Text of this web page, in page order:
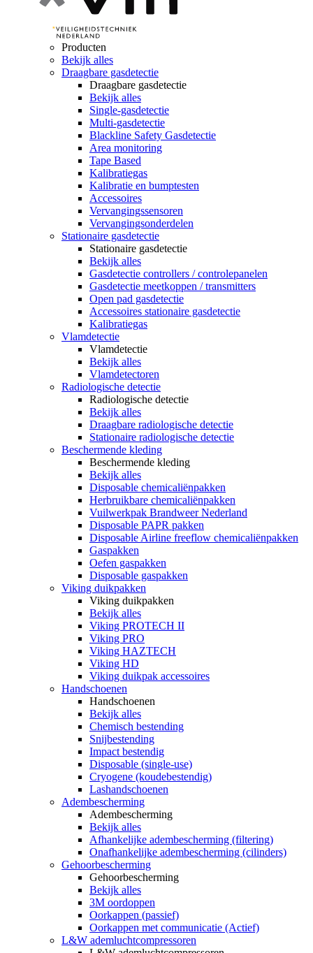
Producten
Bekijk alles
Draagbare gasdetectie
Draagbare gasdetectie
Bekijk alles
Single-gasdetectie
Multi-gasdetectie
Blackline Safety Gasdetectie
Area monitoring
Tape Based
Kalibratiegas
Kalibratie en bumptesten
Accessoires
Vervangingssensoren
Vervangingsonderdelen
Stationaire gasdetectie
Stationaire gasdetectie
Bekijk alles
Gasdetectie controllers / controlepanelen
Gasdetectie meetkoppen / transmitters
Open pad gasdetectie
Accessoires stationaire gasdetectie
Kalibratiegas
Vlamdetectie
Vlamdetectie
Bekijk alles
Vlamdetectoren
Radiologische detectie
Radiologische detectie
Bekijk alles
Draagbare radiologische detectie
Stationaire radiologische detectie
Beschermende kleding
Beschermende kleding
Bekijk alles
Disposable chemicaliënpakken
Herbruikbare chemicaliënpakken
Vuilwerkpak Brandweer Nederland
Disposable PAPR pakken
Disposable Airline freeflow chemicaliënpakken
Gaspakken
Oefen gaspakken
Disposable gaspakken
Viking duikpakken
Viking duikpakken
Bekijk alles
Viking PROTECH II
Viking PRO
Viking HAZTECH
Viking HD
Viking duikpak accessoires
Handschoenen
Handschoenen
Bekijk alles
Chemisch bestending
Snijbestending
Impact bestendig
Disposable (single-use)
Cryogene (koudebestendig)
Lashandschoenen
Adembescherming
Adembescherming
Bekijk alles
Afhankelijke adembescherming (filtering)
Onafhankelijke adembescherming (cilinders)
Gehoorbescherming
Gehoorbescherming
Bekijk alles
3M oordoppen
Oorkappen (passief)
Oorkappen met communicatie (Actief)
L&W ademluchtcompressoren